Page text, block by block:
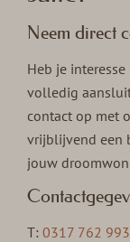
Neem direct
Heb je
volledig
contact op met
vrijblijvend een
jouw
T:0317 762 993